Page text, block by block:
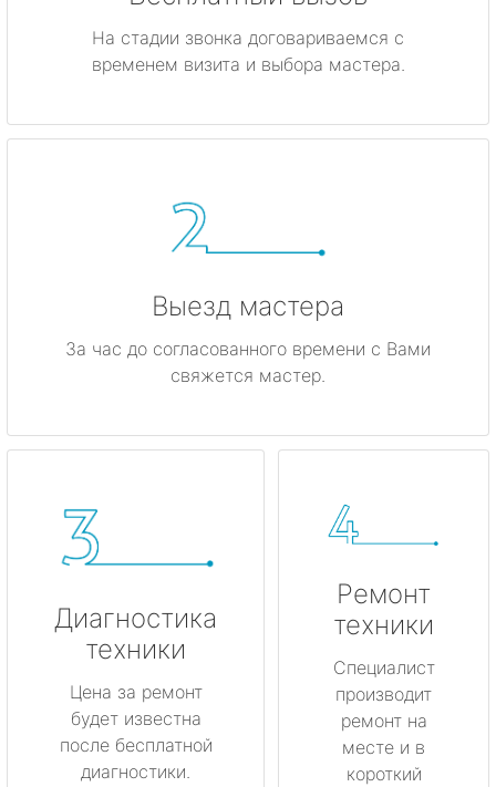
На стадии звонка договариваемся с
временем визита и выбора мастера.
Выезд мастера
За час до согласованного времени с Вами
свяжется мастер.
Диагностика
техники
Цена за ремонт
будет известна
после бесплатной
диагностики.
Ремонт
техники
Специалист
производит
ремонт на
месте и в
короткий